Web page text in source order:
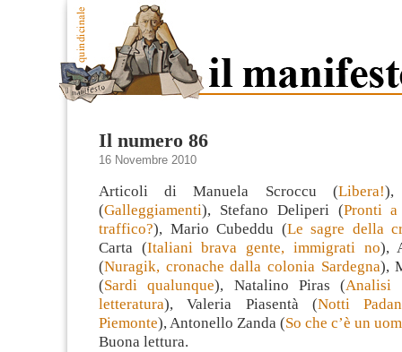
Il numero 86
16 Novembre 2010
Articoli di Manuela Scroccu (Libera!),
(Galleggiamenti), Stefano Deliperi (Pronti
traffico?), Mario Cubeddu (Le sagre della
Carta (Italiani brava gente, immigrati no),
(Nuragik, cronache dalla colonia Sardegna),
(Sardi qualunque), Natalino Piras (Analisi
letteratura), Valeria Piasentà (Notti
Piemonte), Antonello Zanda (So che c’è un
Buona lettura.